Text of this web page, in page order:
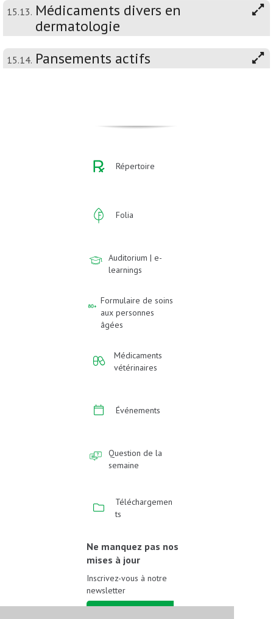
15.13. Médicaments divers en
dermatologie
15.14. Pansements actifs
Répertoire
Folia
Auditorium | e-
learnings
Formulaire de soins
aux personnes
âgées
Médicaments
vétérinaires
Événements
Question de la
semaine
Téléchargemen
ts
Ne manquez pas nos
mises à jour
Inscrivez-vous à notre
newsletter